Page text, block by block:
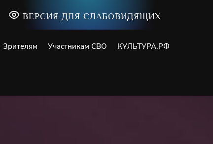
ВЕРСИЯ ДЛЯ СЛАБОВИДЯЩИХ
Зрителям Участникам СВО КУЛЬТУРА.РФ